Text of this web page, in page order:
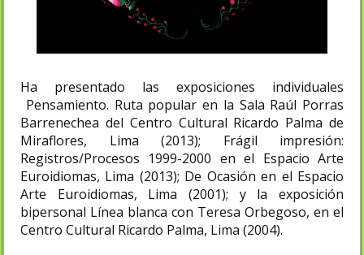
Ha presentado las exposiciones individuales
Pensamiento. Ruta popular en la Sala Raúl Porras
Barrenechea del Centro Cultural Ricardo Palma de
Miraflores, Lima (2013); Frágil impresión:
Registros/Procesos 1999-2000 en el Espacio Arte
Euroidiomas, Lima (2013); De Ocasión en el Espacio
Arte Euroidiomas, Lima (2001); y la exposición
bipersonal Línea blanca con Teresa Orbegoso, en el
Centro Cultural Ricardo Palma, Lima (2004).